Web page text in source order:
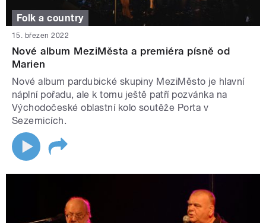
Folk a country
15. březen 2022
Nové album MeziMěsta a premiéra písně od
Marien
Nové album pardubické skupiny MeziMěsto je hlavní
náplní pořadu, ale k tomu ještě patří pozvánka na
Východočeské oblastní kolo soutěže Porta v
Sezemicích.